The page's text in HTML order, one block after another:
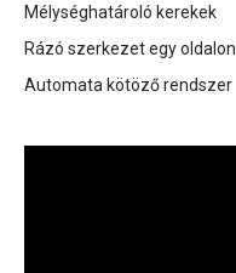
Mélységhatároló kerekek
Rázó szerkezet egy oldalon
Automata kötöző rendszer